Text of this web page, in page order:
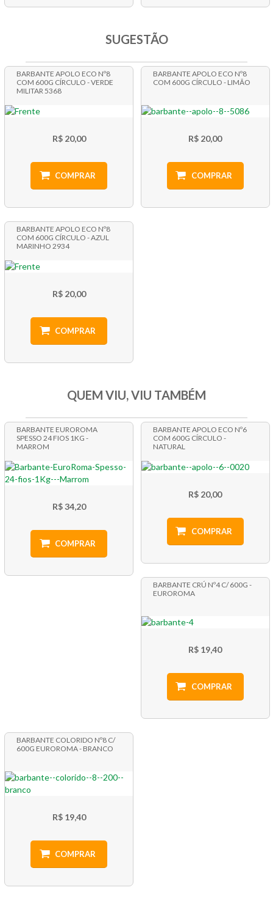
SUGESTÃO
BARBANTE APOLO ECO Nº8
COM 600G CÍRCULO - VERDE
MILITAR 5368
R$ 20,00
COMPRAR
BARBANTE APOLO ECO Nº8
COM 600G CÍRCULO - LIMÃO
R$ 20,00
COMPRAR
BARBANTE APOLO ECO Nº8
COM 600G CÍRCULO - AZUL
MARINHO 2934
R$ 20,00
COMPRAR
QUEM VIU, VIU TAMBÉM
BARBANTE EUROROMA
SPESSO 24 FIOS 1KG -
MARROM
R$ 34,20
COMPRAR
BARBANTE APOLO ECO Nº6
COM 600G CÍRCULO -
NATURAL
R$ 20,00
COMPRAR
BARBANTE CRÚ Nº4 C/ 600G -
EUROROMA
R$ 19,40
COMPRAR
BARBANTE COLORIDO Nº8 C/
600G EUROROMA - BRANCO
R$ 19,40
COMPRAR